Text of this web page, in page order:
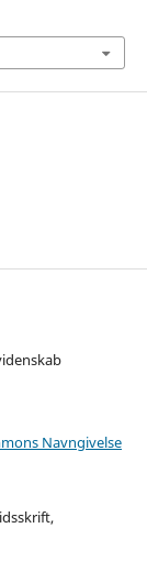
Navngivelse